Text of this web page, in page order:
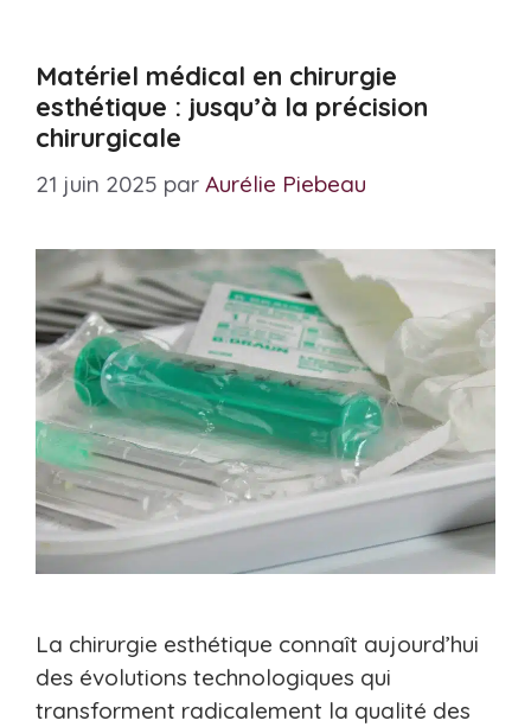
Matériel médical en chirurgie
esthétique : jusqu’à la précision
chirurgicale
21 juin 2025 par Aurélie Piebeau
La chirurgie esthétique connaît aujourd’hui
des évolutions technologiques qui
transforment radicalement la qualité des